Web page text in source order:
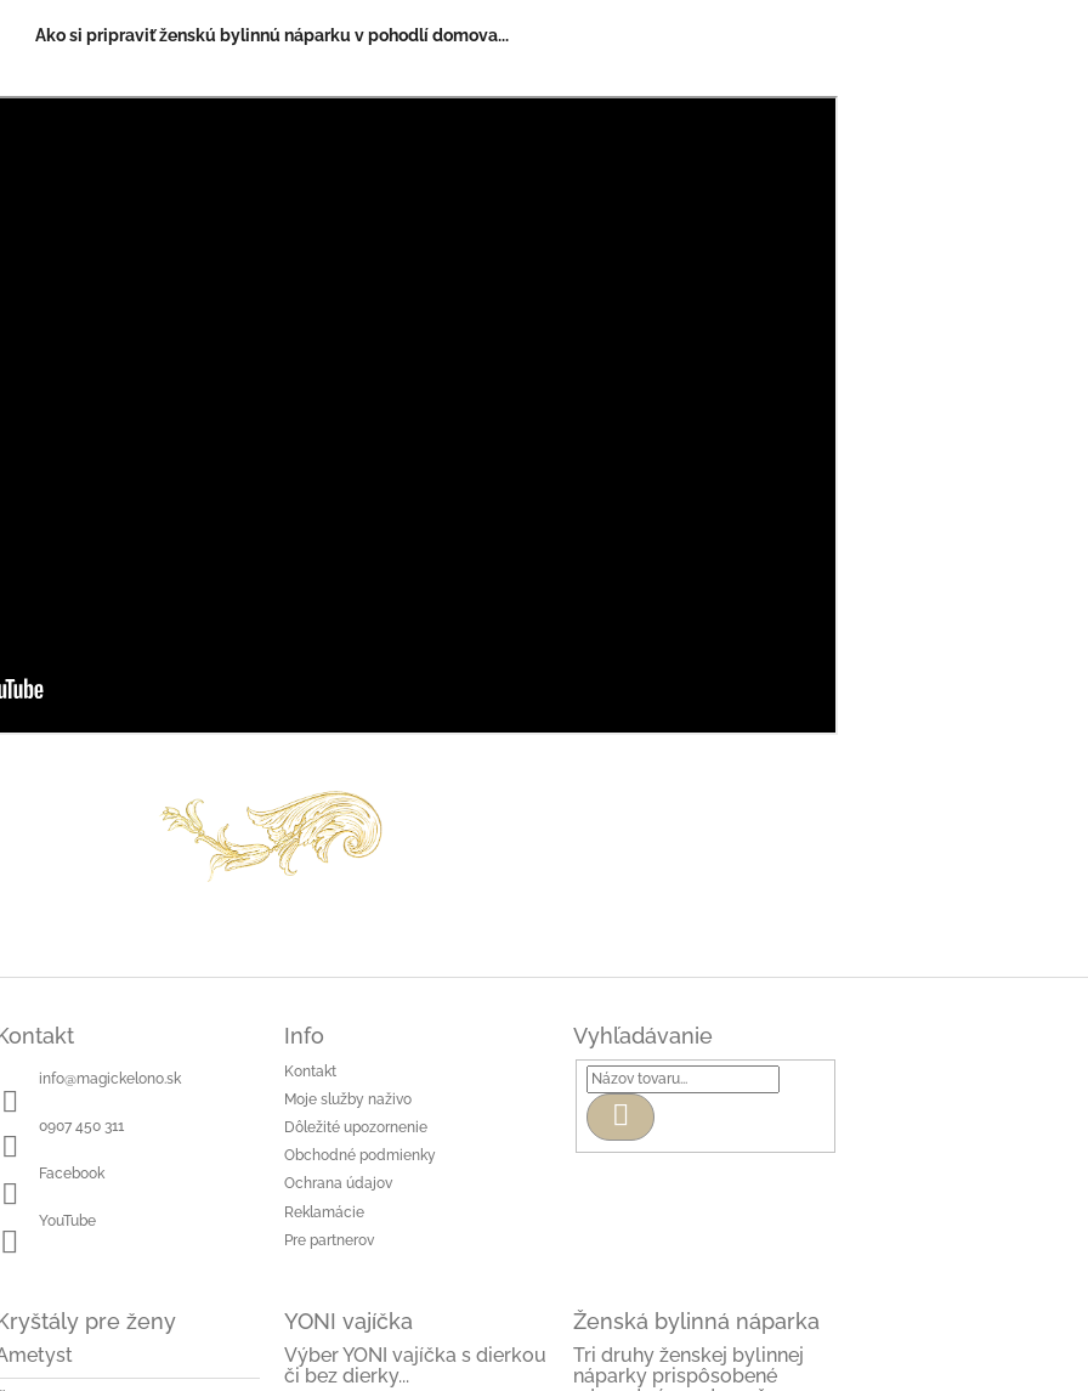
Ako si pripraviť ženskú bylinnú náparku v pohodlí domova...
info@magickelono.sk
0907 450 311
Facebook
YouTube
Info
Kontakt
Moje služby naživo
Dôležité upozornenie
Obchodné podmienky
Ochrana údajov
Reklamácie
Pre partnerov
Vyhľadávanie
Hľadať
pre ženy YONI vajíčka
Výber YONI vajíčka s dierkou
či bez dierky...
Ženská bylinná náparka
Tri druhy ženskej bylinnej
náparky prispôsobené